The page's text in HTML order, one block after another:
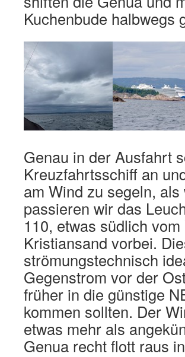
Kuchenbude halbwegs
Genau in der Ausfahrt
Kreuzfahrtsschiff an
am Wind zu segeln,
passieren wir das
110, etwas südlich
Kristiansand vorbei.
strömungstechnisch
Gegenstrom vor der
früher in die günstige
kommen sollten. Der
etwas mehr als
Genua recht flott raus